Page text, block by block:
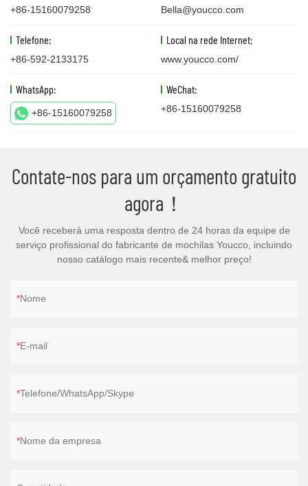
+86-15160079258 Bella@youcco.com
Telefone:
+86-592-2133175
Local na rede Internet:
www.youcco.com/
WhatsApp:
+86-15160079258
WeChat:
+86-15160079258
Contate-nos para um orçamento gratuito
agora！
Você receberá uma resposta dentro de 24 horas da equipe de
serviço profissional do fabricante de mochilas Youcco, incluindo
nosso catálogo mais recente& melhor preço!
Nome
E-mail
Telefone/WhatsApp/Skype
Nome da empresa